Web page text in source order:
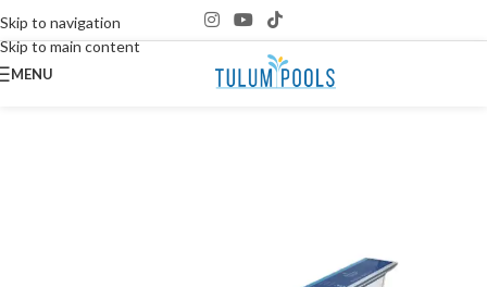
Skip to navigation
Skip to main content
MENU